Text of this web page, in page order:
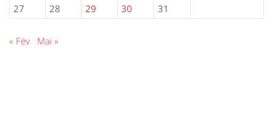
27
28 29 30 31
« Fév Mai »